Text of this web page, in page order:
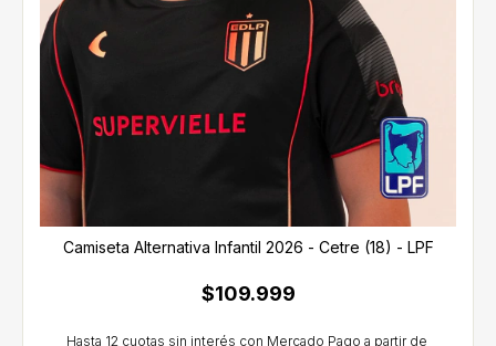
Camiseta Alternativa Infantil 2026 - Cetre (18) - LPF
$109.999